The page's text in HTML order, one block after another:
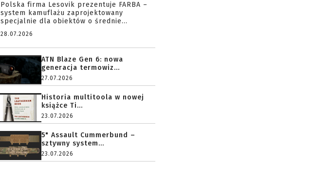
Polska firma Lesovik prezentuje FARBA –
system kamuflażu zaprojektowany
specjalnie dla obiektów o średnie...
28.07.2026
ATN Blaze Gen 6: nowa
generacja termowiz...
27.07.2026
Historia multitoola w nowej
książce Ti...
23.07.2026
5" Assault Cummerbund –
sztywny system...
23.07.2026